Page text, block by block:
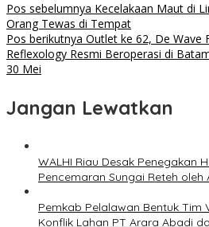
Pos sebelumnya Kecelakaan Maut di
Orang Tewas di Tempat
Pos berikutnya Outlet ke 62, De Wave
Reflexology Resmi Beroperasi di
30 Mei
Jangan Lewatkan
WALHI Riau Desak Penegakan
Pencemaran Sungai Reteh
Pemkab Pelalawan Bentuk Tim
Konflik Lahan PT Arara Abadi